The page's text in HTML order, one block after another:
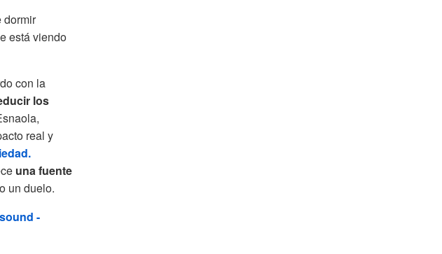
dormir
está viendo
con la
los
real y
una fuente
un duelo.
-